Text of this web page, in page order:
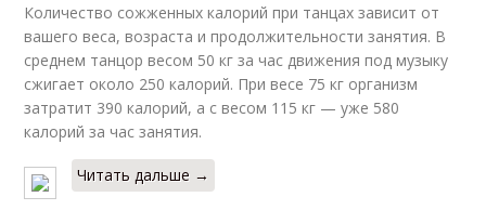
Количество сожженных калорий при танцах зависит от
вашего веса, возраста и продолжительности занятия. В
среднем танцор весом 50 кг за час движения под музыку
сжигает около 250 калорий. При весе 75 кг организм
затратит 390 калорий, а с весом 115 кг — уже 580
калорий за час занятия.
Читать дальше →